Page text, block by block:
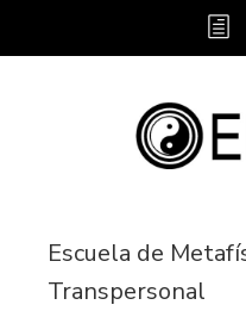
Escuela de
Transpersonal